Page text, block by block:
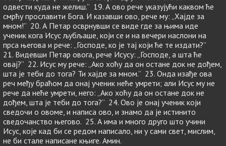
одвести куда не желиш.” 19. А ово рече указујући каквом ће
смрћу прославити Бога. И казавши ово, рече му: „Хајде за
мном!” 20. А Петар осврнувши се виде где за њима иде
ученик кога Исус љубљаше, који се и на вечери наслони на
прса његова и рече: „Господе, ко је тај који ће те издати?”
21. Видевши Петар овога, рече Исусу: „Господе, а шта ће
овај?” 22. Исус му рече: „Ако хоћу да он остане док не дођем,
шта је теби до тога? Ти хајде за мном.” 23. Онда изађе ова
реч међу браћом да онај ученик неће умрети; али Исус му не
рече да неће умрети, него: „Ако хоћу да он остане док не
дођем, шта је теби до тога?” 24. Ово је онај ученик који
сведочи о овоме, и написа ово, и знамо да је истинито
сведочанство његово. 25. А има и много друго што учини
Исус, које кад би се редом написало, ни у сами свет, мислим,
не би стале написане књиге. Амин.